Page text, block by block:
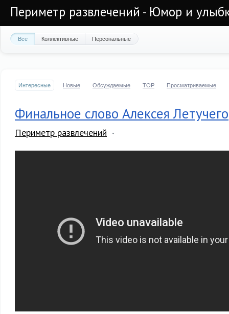
Периметр развлечений - Юмор и
Все Коллективные Персональные
Интересные Новые Обсуждаемые TOP Просматриваемые
Финальное слово Алексея Летучего
Периметр развлечений